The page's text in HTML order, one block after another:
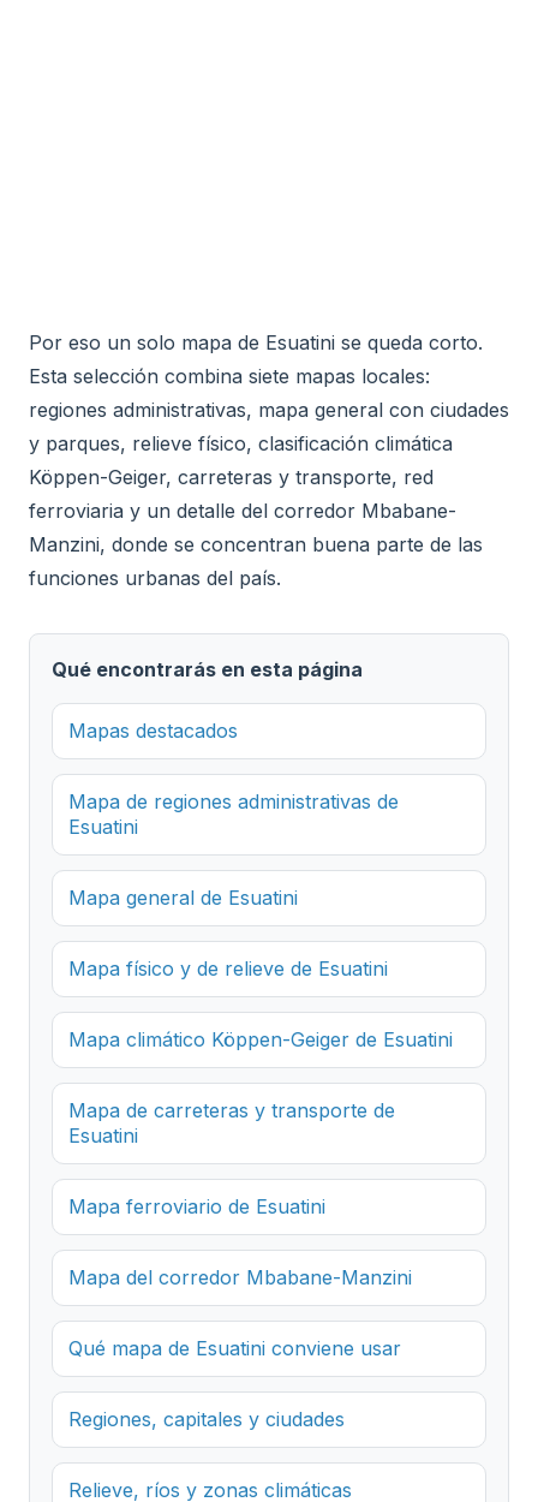
Por eso un solo mapa de Esuatini se queda corto.
Esta selección combina siete mapas locales:
regiones administrativas, mapa general con ciudades
y parques, relieve físico, clasificación climática
Köppen-Geiger, carreteras y transporte, red
ferroviaria y un detalle del corredor Mbabane-
Manzini, donde se concentran buena parte de las
funciones urbanas del país.
Qué encontrarás en esta página
Mapas destacados
Mapa de regiones administrativas de
Esuatini
Mapa general de Esuatini
Mapa físico y de relieve de Esuatini
Mapa climático Köppen-Geiger de Esuatini
Mapa de carreteras y transporte de
Esuatini
Mapa ferroviario de Esuatini
Mapa del corredor Mbabane-Manzini
Qué mapa de Esuatini conviene usar
Regiones, capitales y ciudades
Relieve, ríos y zonas climáticas